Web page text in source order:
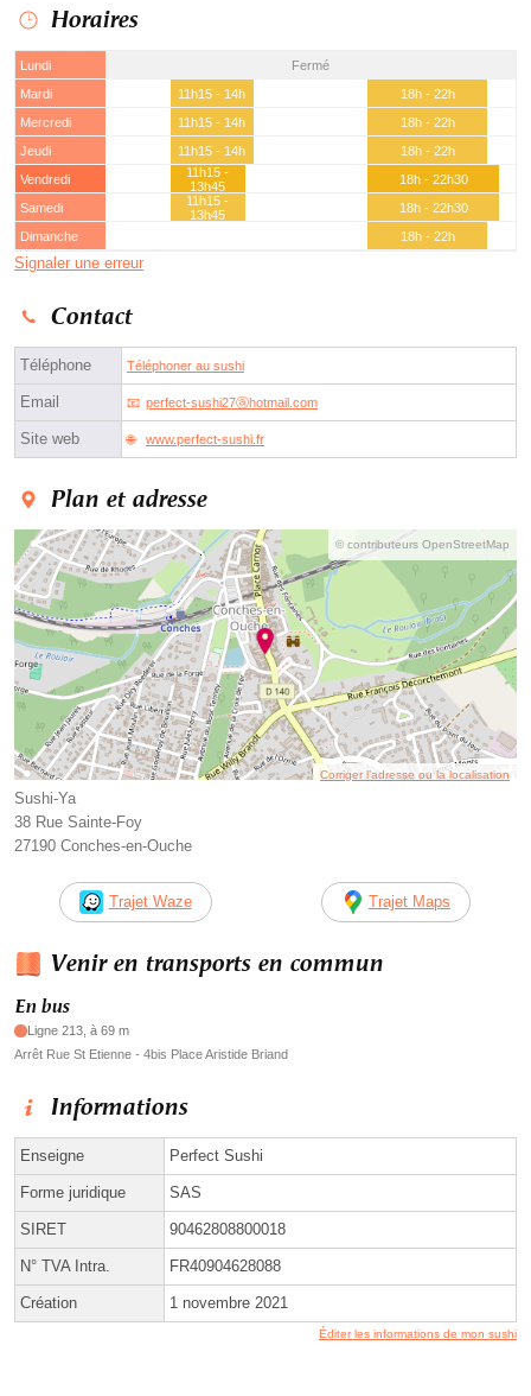
Horaires
Lundi
Fermé
Mardi
11h15 - 14h
18h - 22h
Mercredi
11h15 - 14h
18h - 22h
Jeudi
11h15 - 14h
18h - 22h
Vendredi
11h15 -
13h45
18h - 22h30
Samedi
11h15 -
13h45
18h - 22h30
Dimanche
18h - 22h
Signaler une erreur
Contact
Téléphone Téléphoner au sushi
Email perfect-sushi27ⓐhotmail.com
Site web www.perfect-sushi.fr
Plan et adresse
© contributeurs OpenStreetMap
Corriger l’adresse ou la localisation
Sushi-Ya
38 Rue Sainte-Foy
27190 Conches-en-Ouche
Trajet Waze Trajet Maps
Venir en transports en commun
En bus
Ligne 213, à 69 m
Arrêt Rue St Etienne - 4bis Place Aristide Briand
Informations
Enseigne Perfect Sushi
Forme juridique SAS
SIRET 90462808800018
N° TVA Intra. FR40904628088
Création 1 novembre 2021
Éditer les informations de mon sushi